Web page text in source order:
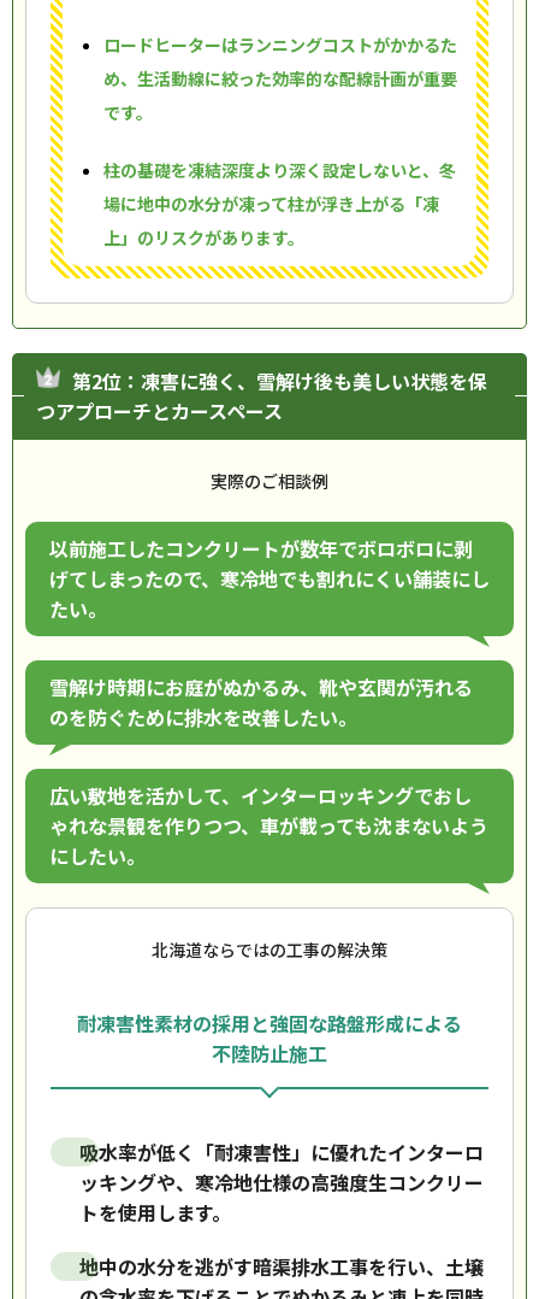
ロードヒーターはランニングコストがかかるた
め、生活動線に絞った効率的な配線計画が重要
です。
柱の基礎を凍結深度より深く設定しないと、冬
場に地中の水分が凍って柱が浮き上がる「凍
上」のリスクがあります。
第2位：凍害に強く、雪解け後も美しい状態を保
つアプローチとカースペース
実際のご相談例
以前施工したコンクリートが数年でボロボロに剥
げてしまったので、寒冷地でも割れにくい舗装にし
たい。
雪解け時期にお庭がぬかるみ、靴や玄関が汚れる
のを防ぐために排水を改善したい。
広い敷地を活かして、インターロッキングでおし
ゃれな景観を作りつつ、車が載っても沈まないよう
にしたい。
北海道ならではの工事の解決策
耐凍害性素材の採用と強固な路盤形成による
不陸防止施工
吸水率が低く「耐凍害性」に優れたインターロ
ッキングや、寒冷地仕様の高強度生コンクリー
トを使用します。
地中の水分を逃がす暗渠排水工事を行い、土壌